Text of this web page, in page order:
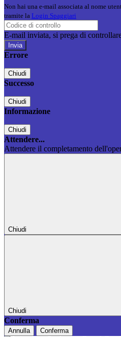
Non hai una e-mail associata al nome
tramite la Login Spaggiari
E-mail inviata, si prega di
Errore
Chiudi
Successo
Chiudi
Informazione
Chiudi
Attendere...
Attendere il completamento
Chiudi
Chiudi
Conferma
Annulla Conferma